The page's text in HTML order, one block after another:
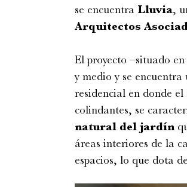
se encuentra Lluvia,
Arquitectos
El proyecto –situado
y medio y se encuentra
residencial en donde
colindantes, se
natural del jardín
áreas interiores de la
espacios, lo que dota